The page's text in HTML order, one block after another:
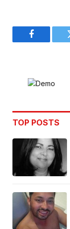
Facebook
TOP POSTS